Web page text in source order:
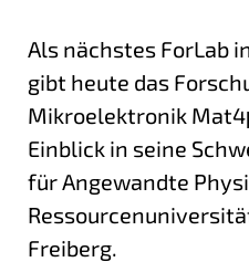
Als nächstes ForLab
gibt heute das
Mikroelektronik
Einblick in seine
für Angewandte
Freiberg.